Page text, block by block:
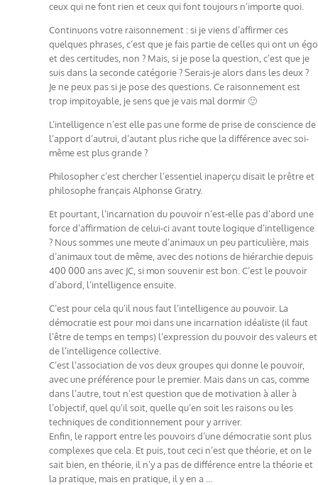
ceux qui ne font rien et ceux qui font toujours n’importe quoi.
Continuons votre raisonnement : si je viens d’affirmer ces
quelques phrases, c’est que je fais partie de celles qui ont un égo
et des certitudes, non ? Mais, si je pose la question, c’est que je
suis dans la seconde catégorie ? Serais-je alors dans les deux ?
Je ne peux pas si je pose des questions. Ce raisonnement est
trop impitoyable, je sens que je vais mal dormir 🙂
L’intelligence n’est elle pas une forme de prise de conscience de
l’apport d’autrui, d’autant plus riche que la différence avec soi-
même est plus grande ?
Philosopher c’est chercher l’essentiel inaperçu disait le prêtre et
philosophe français Alphonse Gratry.
Et pourtant, l’incarnation du pouvoir n’est-elle pas d’abord une
force d’affirmation de celui-ci avant toute logique d’intelligence
? Nous sommes une meute d’animaux un peu particulière, mais
d’animaux tout de même, avec des notions de hiérarchie depuis
400 000 ans avec JC, si mon souvenir est bon. C’est le pouvoir
d’abord, l’intelligence ensuite.
C’est pour cela qu’il nous faut l’intelligence au pouvoir. La
démocratie est pour moi dans une incarnation idéaliste (il faut
l’être de temps en temps) l’expression du pouvoir des valeurs et
de l’intelligence collective.
C’est l’association de vos deux groupes qui donne le pouvoir,
avec une préférence pour le premier. Mais dans un cas, comme
dans l’autre, tout n’est question que de motivation à aller à
l’objectif, quel qu’il soit, quelle qu’en soit les raisons ou les
techniques de conditionnement pour y arriver.
Enfin, le rapport entre les pouvoirs d’une démocratie sont plus
complexes que cela. Et puis, tout ceci n’est que théorie, et on le
sait bien, en théorie, il n’y a pas de différence entre la théorie et
la pratique, mais en pratique, il y en a …